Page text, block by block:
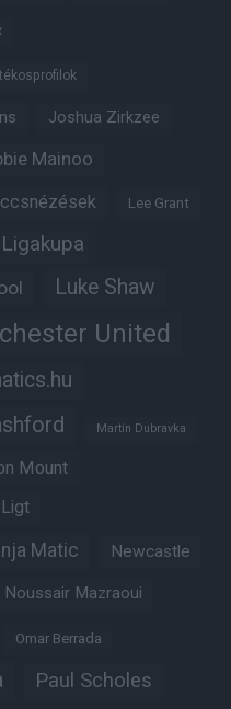
Joshua Zirkzee
Mainoo
Lee Grant
Ligakupa
Luke Shaw
United
Martin Dubravka
Mount
Matic Newcastle
Noussair Mazraoui
Omar Berrada
Paul Scholes